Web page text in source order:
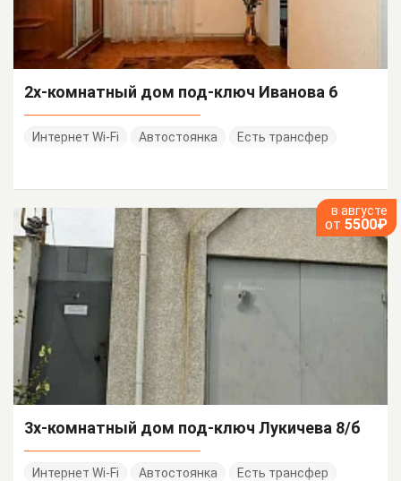
2х-комнатный дом под-ключ Иванова 6
Интернет Wi-Fi Автостоянка Есть трансфер
в августе
от 5500₽
3х-комнатный дом под-ключ Лукичева 8/б
Интернет Wi-Fi Автостоянка Есть трансфер